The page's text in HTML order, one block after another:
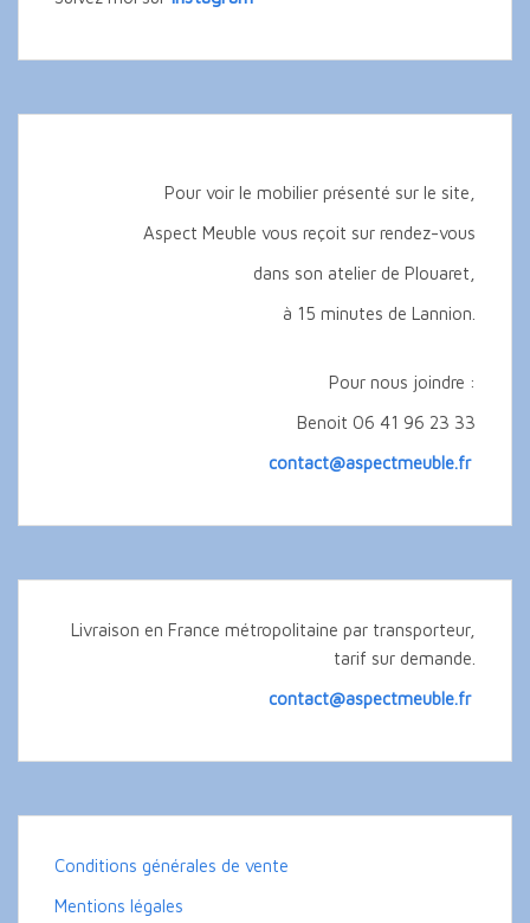
Pour voir le mobilier présenté sur le site,
Aspect Meuble vous reçoit sur rendez-vous
dans son atelier de Plouaret,
à 15 minutes de Lannion.
Pour nous joindre :
Benoit 06 41 96 23 33
contact@aspectmeuble.fr
Livraison en France métropolitaine par transporteur,
tarif sur demande.
contact@aspectmeuble.fr
Conditions générales de vente
Mentions légales